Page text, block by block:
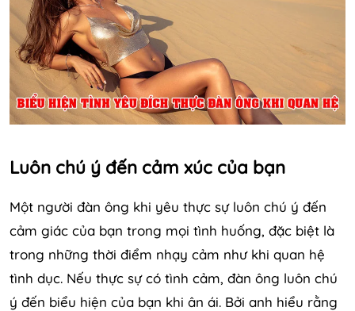
Luôn chú ý đến cảm xúc của bạn
Một người đàn ông khi yêu thực sự luôn chú ý đến
cảm giác của bạn trong mọi tình huống, đặc biệt là
trong những thời điểm nhạy cảm như khi quan hệ
tình dục. Nếu thực sự có tình cảm, đàn ông luôn chú
ý đến biểu hiện của bạn khi ân ái. Bởi anh hiểu rằng